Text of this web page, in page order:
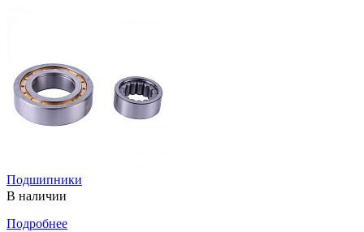
Подшипники
В наличии
Подробнее